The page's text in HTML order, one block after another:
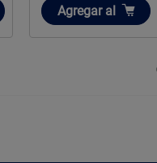
Añadir
Agregar al